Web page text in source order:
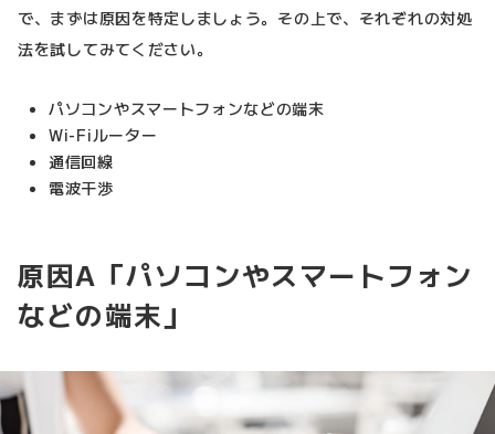
で、まずは原因を特定しましょう。その上で、それぞれの対処
法を試してみてください。
パソコンやスマートフォンなどの端末
Wi-Fiルーター
通信回線
電波干渉
原因A「パソコンやスマートフォン
などの端末」